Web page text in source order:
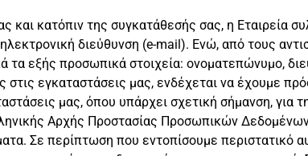
κατόπιν της συγκατάθεσής σας, η Εταιρεία
διεύθυνση (e-mail). Ενώ, από τους
εξής προσωπικά στοιχεία: ονοματεπώνυμο,
εγκαταστάσεις μας, ενδέχεται να έχουμε
μας, όπου υπάρχει σχετική σήμανση,
Αρχής Προστασίας Προσωπικών
Σε περίπτωση που εντοπίσουμε περιστατικό